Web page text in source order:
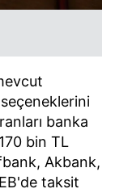
banka
bin TL
Akbank,
taksit